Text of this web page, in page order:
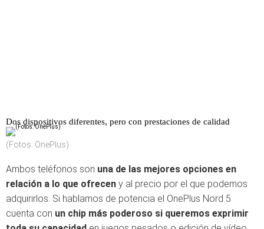
Dos dispositivos diferentes, pero con prestaciones de calidad
(Fotos: OnePlus)
Ambos teléfonos son una de las mejores opciones en
relación a lo que ofrecen y al precio por el que podemos
adquirirlos. Si hablamos de potencia el OnePlus Nord 5
cuenta con un chip más poderoso si queremos exprimir